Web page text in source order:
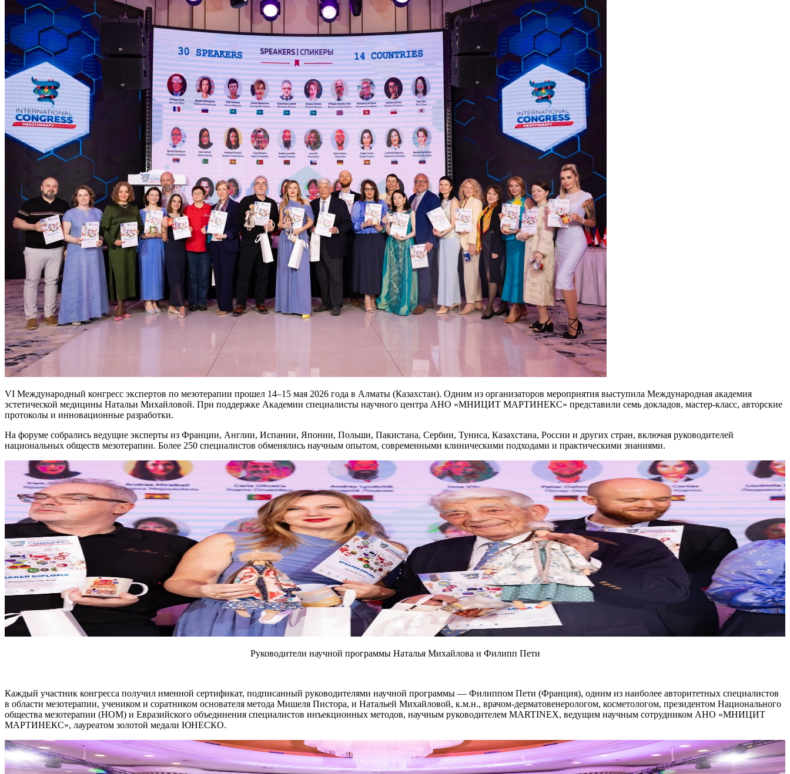
VI Международный конгресс экспертов по мезотерапии прошел 14–15 мая 2026 года в Алматы (Казахстан). Одним из организаторов мероприятия выступила Международная академия
эстетической медицины Натальи Михайловой. При поддержке Академии специалисты научного центра АНО «МНИЦИТ МАРТИНЕКС» представили семь докладов, мастер-класс, авторские
протоколы и инновационные разработки.
На форуме собрались ведущие эксперты из Франции, Англии, Испании, Японии, Польши, Пакистана, Сербии, Туниса, Казахстана, России и других стран, включая руководителей
национальных обществ мезотерапии. Более 250 специалистов обменялись научным опытом, современными клиническими подходами и практическими знаниями.
Руководители научной программы Наталья Михайлова и Филипп Пети
Каждый участник конгресса получил именной сертификат, подписанный руководителями научной программы — Филиппом Пети (Франция), одним из наиболее авторитетных специалистов
в области мезотерапии, учеником и соратником основателя метода Мишеля Пистора, и Натальей Михайловой, к.м.н., врачом-дерматовенерологом, косметологом, президентом Национального
общества мезотерапии (НОМ) и Евразийского объединения специалистов инъекционных методов, научным руководителем MARTINEX, ведущим научным сотрудником АНО «МНИЦИТ
МАРТИНЕКС», лауреатом золотой медали ЮНЕСКО.